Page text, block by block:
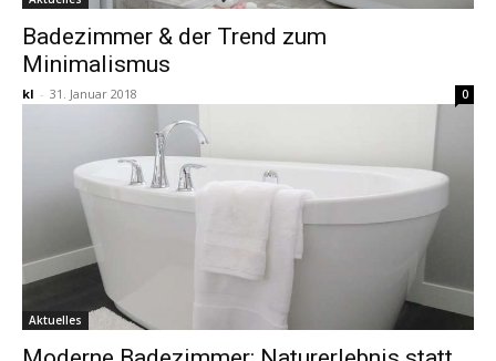
Badezimmer & der Trend zum
Minimalismus
kl - 31. Januar 2018 0
Aktuelles